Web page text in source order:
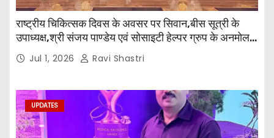
राष्ट्रीय चिकित्सक दिवस के अवसर पर सिवान,बीस सूत्री के
उपाध्यक्ष,श्री संजय पाण्डेय एवं सोसाइटी हेल्पर ग्रुप के अनमोल
जी तथा इनर व्हील क्लब की अध्यक्षा श्रीमती आरती अलोक वर्मा
एवं उनकी टीम द्वारा महाविद्यालय के प्राचार्य डॉ. सुधांशु शेखर
Jul 1, 2026 Ravi Shastri
UPDATES